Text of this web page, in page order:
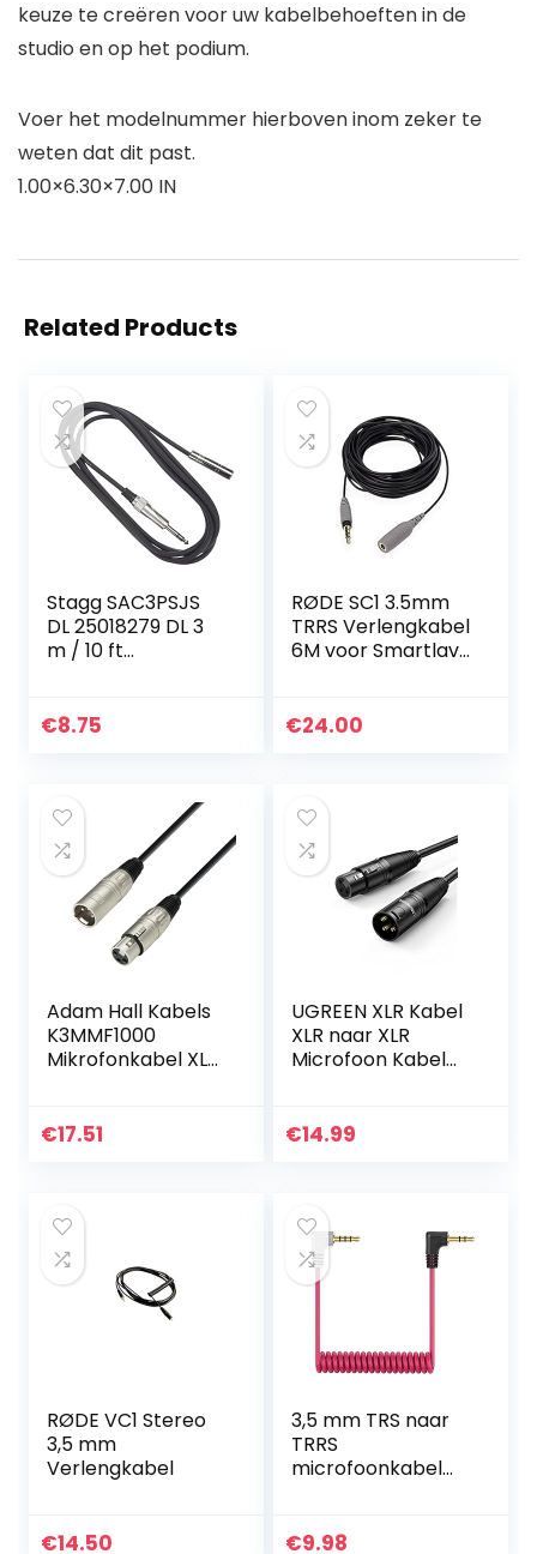
keuze te creëren voor uw kabelbehoeften in de
studio en op het podium.
Voer het modelnummer hierboven inom zeker te
weten dat dit past.
1.00×6.30×7.00 IN
Related Products
Stagg SAC3PSJS
DL 25018279 DL 3
m / 10 ft
n, Zwart
€8.75
RØDE SC1 3.5mm
TRRS Verlengkabel
6M voor Smartlav+
€24.00
Adam Hall Kabels
K3MMF1000
Mikrofonkabel XLR
€17.51
UGREEN XLR Kabel
XLR naar XLR
Microfoon Kabel
Luidspreker Mixer
€14.99
RØDE VC1 Stereo
3,5 mm
Verlengkabel
€14.50
3,5 mm TRS naar
TRRS
microfoonkabel
opgerolde haakse
€9.98